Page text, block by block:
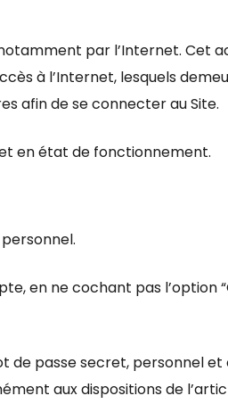
par l’Internet. Cet
à l’Internet, lesquels
afin de se connecter au Site.
en état de fonctionnement.
en ne cochant pas l’option
de passe secret, personnel et
aux dispositions de